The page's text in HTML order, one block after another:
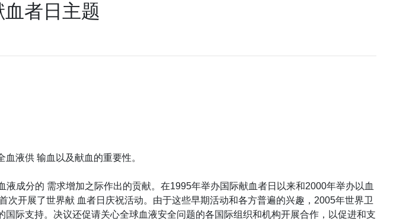
者日主题
液供 输血以及献血的重要性。
成分的 需求增加之际作出的贡献。在1995年举办国际献血者日以来和2000年举办以血
开展了世界献 血者日庆祝活动。由于这些早期活动和各方普遍的兴趣，2005年世界卫
际支持。决议还促请关心全球血液安全问题的各国际组织和机构开展合作，以促进和支